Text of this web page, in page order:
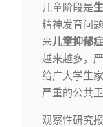
儿童阶段是
精神发育问
来儿童抑郁
越来越多，
给广大学生
严重的公共卫
观察性研究